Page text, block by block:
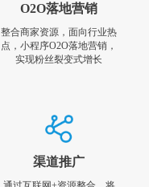
O2O落地营销
整合商家资源，面向行业热
点，小程序O2O落地营销，
实现粉丝裂变式增长
渠道推广